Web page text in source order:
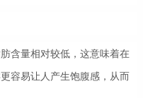
含量相对较低，这意味着在
容易让人产生饱腹感，从而